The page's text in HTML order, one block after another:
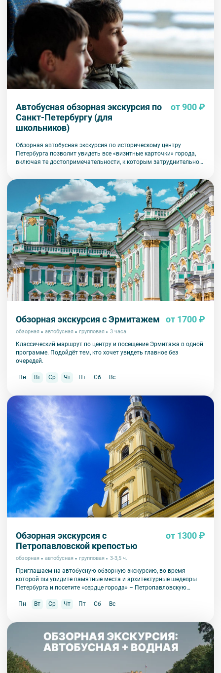
Автобусная обзорная экскурсия по
Санкт-Петербургу (для
школьников)
от 900 ₽
Обзорная автобусная экскурсия по историческому центру
Петербурга позволит увидеть все «визитные карточки» города,
включая те достопримечательности, к которым затруднительно
прогулки.
Обзорная экскурсия с Эрмитажем от 1700 ₽
обзорная автобусная групповая 3 часа
Классический маршрут по центру и посещение Эрмитажа в одной
программе. Подойдёт тем, кто хочет увидеть главное без
очередей.
Пн Вт Ср Чт Пт Сб Вс
Обзорная экскурсия с
Петропавловской крепостью
от 1300 ₽
обзорная автобусная групповая 3-3,5 ч.
Приглашаем на автобусную обзорную экскурсию, во время
которой вы увидите памятные места и архитектурные шедевры
Петербурга и посетите «сердце города» – Петропавловскую
Пн
Вт Ср Чт Пт Сб Вс